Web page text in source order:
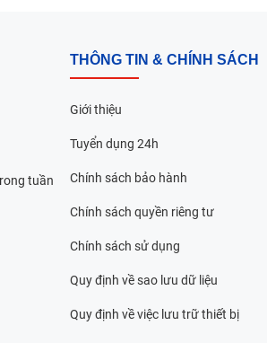
tuần
THÔNG TIN & CHÍNH SÁCH
Giới thiệu
Tuyển dụng 24h
Chính sách bảo hành
Chính sách quyền riêng tư
Chính sách sử dụng
Quy định về sao lưu dữ liệu
Quy định về việc lưu trữ thiết bị